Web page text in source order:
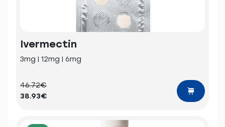
Ivermectin
3mg | 12mg | 6mg
46.72€
38.93€